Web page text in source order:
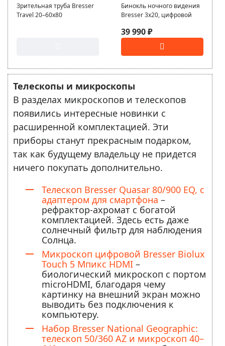
Зрительная труба Bresser
Travel 20–60x80
Бинокль ночного видения
Bresser 3x20, цифровой
39 990 ₽
Телескопы и микроскопы
В разделах микроскопов и телескопов
появились интересные новинки с
расширенной комплектацией. Эти
приборы станут прекрасным подарком,
так как будущему владельцу не придется
ничего покупать дополнительно.
Телескоп Bresser Quasar 80/900 EQ, с
адаптером для смартфона –
рефрактор-ахромат с богатой
комплектацией. Здесь есть даже
солнечный фильтр для наблюдения
Солнца.
Микроскоп цифровой Bresser Biolux
Touch 5 Мпикс HDMI –
биологический микроскоп с портом
microHDMI, благодаря чему
картинку на внешний экран можно
выводить без подключения к
компьютеру.
Набор Bresser National Geographic:
телескоп 50/360 AZ и микроскоп 40–